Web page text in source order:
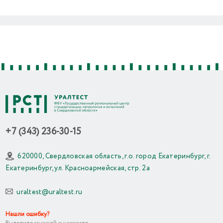
+7 (343) 236-30-15
620000, Свердловская область, г.о. город Екатеринбург, г.
Екатеринбург, ул. Красноармейская, стр. 2а
uraltest@uraltest.ru
Нашли ошибку?